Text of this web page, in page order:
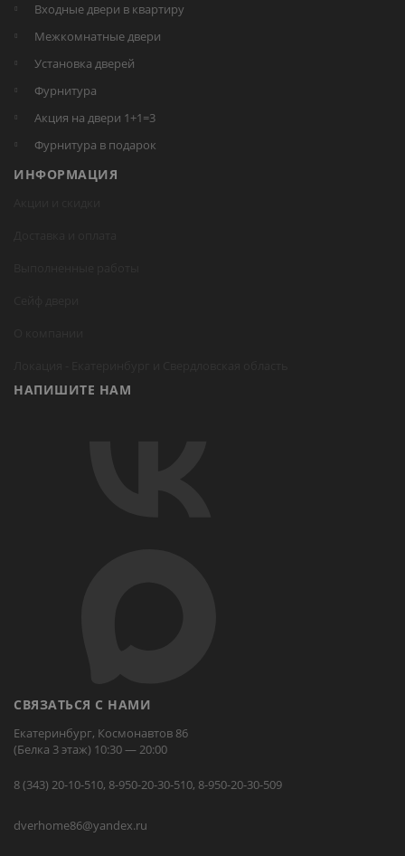
Входные двери в квартиру
Межкомнатные двери
Установка дверей
Фурнитура
Акция на двери 1+1=3
Фурнитура в подарок
ИНФОРМАЦИЯ
НАПИШИТЕ НАМ
СВЯЗАТЬСЯ С НАМИ
Екатеринбург, Космонавтов 86
(Белка 3 этаж) 10:30 — 20:00
8 (343) 20-10-510, 8-950-20-30-510, 8-950-20-30-509
dverhome86@yandex.ru